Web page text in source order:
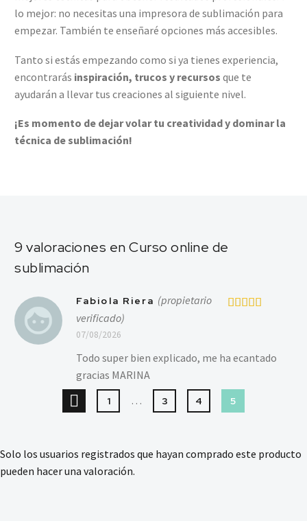
lo mejor: no necesitas una impresora de sublimación para
empezar. También te enseñaré opciones más accesibles.
Tanto si estás empezando como si ya tienes experiencia,
encontrarás inspiración, trucos y recursos que te
ayudarán a llevar tus creaciones al siguiente nivel.
¡Es momento de dejar volar tu creatividad y dominar la
técnica de sublimación!
9 valoraciones enCurso online de
sublimación
Fabiola Riera (propietario
verificado)
07/08/2026
Todo super bien explicado, me ha ecantado
gracias MARINA
1 … 3 4 5
Solo los usuarios registrados que hayan comprado este producto
pueden hacer una valoración.